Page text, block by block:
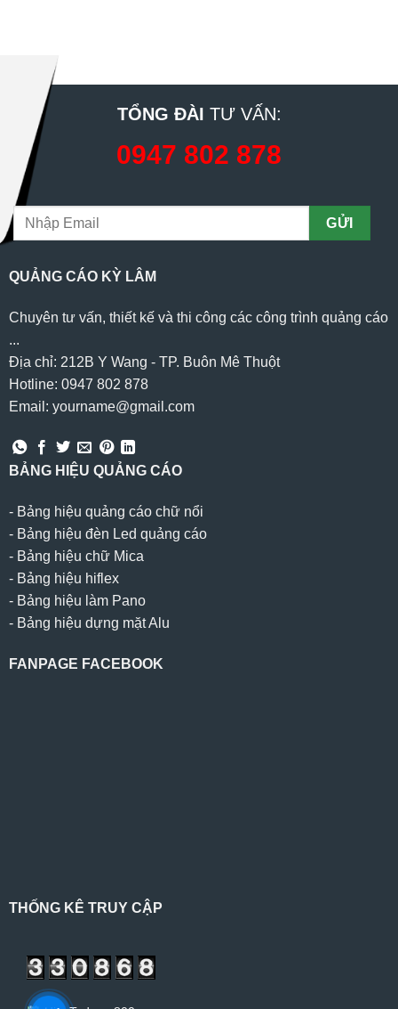
TỔNG ĐÀI TƯ VẤN:
0947 802 878
QUẢNG CÁO KỲ LÂM
Chuyên tư vấn, thiết kế và thi công các công trình quảng cáo
...
Địa chỉ: 212B Y Wang - TP. Buôn Mê Thuột
Hotline: 0947 802 878
Email: yourname@gmail.com
BẢNG HIỆU QUẢNG CÁO
- Bảng hiệu quảng cáo chữ nổi
- Bảng hiệu đèn Led quảng cáo
- Bảng hiệu chữ Mica
- Bảng hiệu hiflex
- Bảng hiệu làm Pano
- Bảng hiệu dựng mặt Alu
FANPAGE FACEBOOK
THỐNG KÊ TRUY CẬP